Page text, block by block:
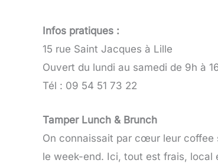
Infos pratiques :
15 rue Saint Jacques à Lille
Ouvert du lundi au samedi de 9h à
Tél : 09 54 51 73 22
Tamper Lunch & Brunch
On connaissait par cœur leur coffee
le week-end. Ici, tout est frais, local